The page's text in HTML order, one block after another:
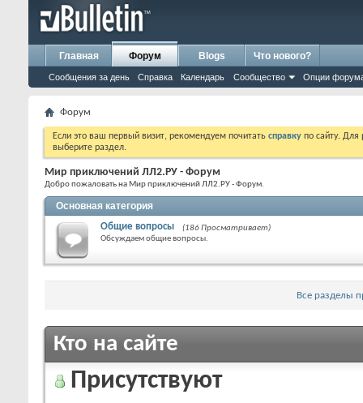
Главная Форум
Сообщения за день Справка Календарь Сообщество Опции
Blogs Что нового?
Форум
Если это ваш первый визит, рекомендуем почитать справку по сайту.
выберите раздел.
Мир приключений ЛЛ2.РУ - Форум
Добро пожаловать на Мир приключений ЛЛ2.РУ - Форум.
Основная категория
Общие вопросы
(186 Просматривает)
Обсуждаем общие вопросы.
Все разделы
Кто на сайте
Присутствуют